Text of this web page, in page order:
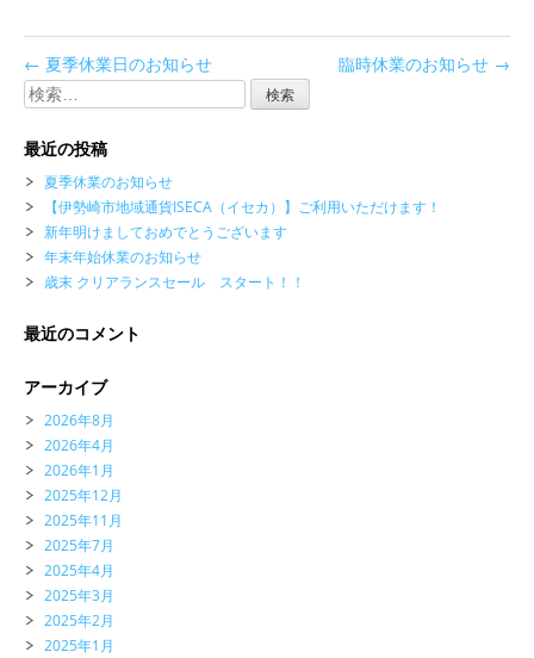
← 夏季休業日のお知らせ 臨時休業のお知らせ →
検
最近の投稿
夏季休業のお知らせ
【伊勢崎市地域通貨ISECA（イセカ）】ご利用いただけます！
新年明けましておめでとうございます
年末年始休業のお知らせ
歳末 クリアランスセール スタート！！
最近のコメント
アーカイブ
2026年8月
2026年4月
2026年1月
2025年12月
2025年11月
2025年7月
2025年4月
2025年3月
2025年2月
2025年1月